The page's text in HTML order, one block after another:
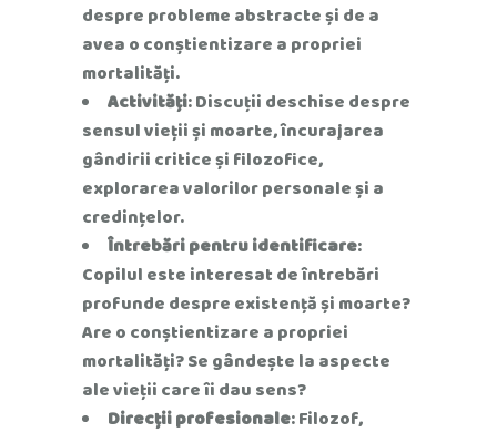
despre probleme abstracte și de a
avea o conștientizare a propriei
mortalități.
Activități: Discuții deschise despre
sensul vieții și moarte, încurajarea
gândirii critice și filozofice,
explorarea valorilor personale și a
credințelor.
Întrebări pentru identificare:
Copilul este interesat de întrebări
profunde despre existență și moarte?
Are o conștientizare a propriei
mortalități? Se gândește la aspecte
ale vieții care îi dau sens?
Direcții profesionale: Filozof,